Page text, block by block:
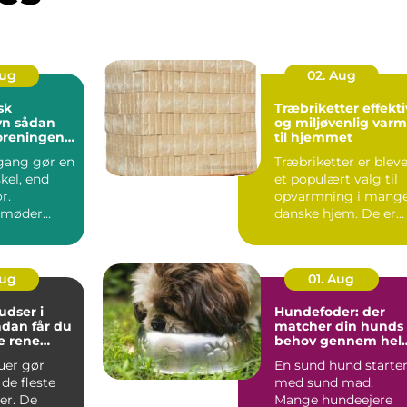
gør en
end
02. Aug
Træbriketter effektiv
og miljøvenlig
til hjemmet
Træbriketter er
et populært valg til
opvarmning i
danske hjem. De er
i
rene
gør
fleste
De
01. Aug
Hundefoder: der
matcher din hunds
behov gennem
En sund hund starter
med sund mad.
Mange hundeejere